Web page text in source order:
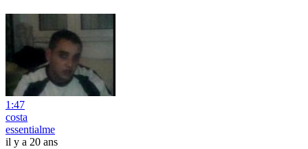
1:47
costa
essentialme
il y a 20 ans